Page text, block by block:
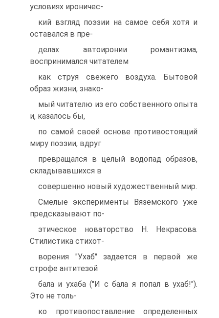
условиях ироничес-
кий взгляд поэзии на самое себя хотя и
оставался в пре-
делах автоиронии романтизма,
воспринимался читателем
как струя свежего воздуха. Бытовой
образ жизни, знако-
мый читателю из его собственного опыта
и, казалось бы,
по самой своей основе противостоящий
миру поэзии, вдруг
превращался в целый водопад образов,
складывавшихся в
совершенно новый художественный мир.
Смелые эксперименты Вяземского уже
предсказывают по-
этическое новаторство Н. Некрасова.
Стилистика стихот-
ворения "Ухаб" задается в первой же
строфе антитезой
бала и ухаба ("И с бала я попал в ухаб!").
Это не толь-
ко противопоставление определенных